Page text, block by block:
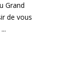
Grand
de vous